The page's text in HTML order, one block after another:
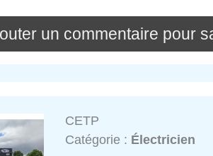
un commentaire pour
CETP
Catégorie : Électricien